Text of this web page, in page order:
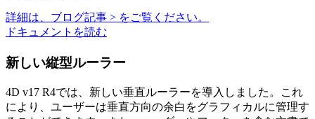
詳細は、ブログ記事 > をご覧ください。
ドキュメントを読む
新しい縦型ルーラー
4D v17 R4では、新しい垂直ルーラーを導入しました。これ
により、ユーザーは垂直方向の余白をグラフィカルに管理す